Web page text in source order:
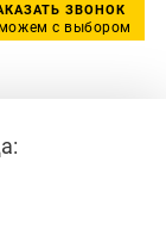
ЗВОНОК
с выбором